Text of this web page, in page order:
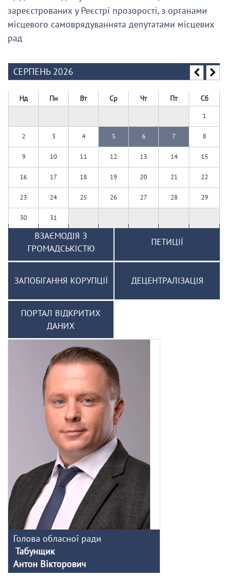
зареєстрованих у Реєстрі прозорості, з органами
місцевого самоврядуваннята депутатами місцевих
рад
СЕРПЕНЬ 2026
Нд Пн Вт Ср Чт Пт Сб
1
2 3 4 5 6 7 8
9 10 11 12 13 14 15
16 17 18 19 20 21 22
23 24 25 26 27 28 29
30 31
ВЗАЄМОДІЯ З
ГРОМАДСЬКІСТЮ
ПЕТИЦІЇ
ЗАПОБІГАННЯ КОРУПЦІЇ ДЕЦЕНТРАЛІЗАЦІЯ
ПОРТАЛ ВІДКРИТИХ
ДАНИХ
Голова обласної ради
Табунщик
Антон Вікторович